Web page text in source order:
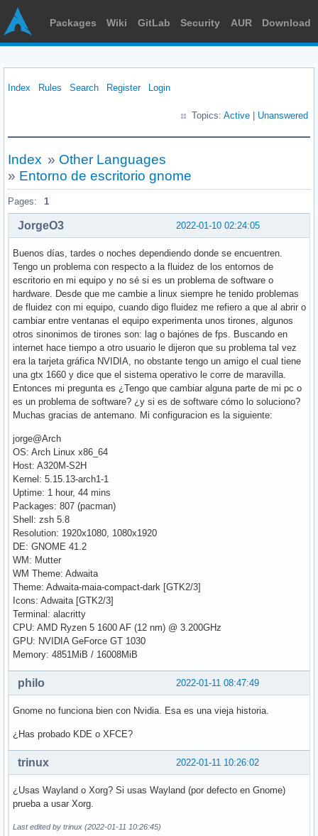
Packages Wiki GitLab Security AUR Download
Index Rules Search Register Login
Topics: Active Unanswered
Index » Other Languages
» Entorno de escritorio gnome
Pages: 1
2022-01-10 02:24:05
JorgeO3
Buenos días, tardes o noches dependiendo donde se encuentren.
Tengo un problema con respecto a la fluidez de los entornos de
escritorio en mi equipo y no sé si es un problema de software o
hardware. Desde que me cambie a linux siempre he tenido problemas
de fluidez con mi equipo, cuando digo fluidez me refiero a que al abrir o
cambiar entre ventanas el equipo experimenta unos tirones, algunos
otros sinonimos de tirones son: lag o bajónes de fps. Buscando en
internet hace tiempo a otro usuario le dijeron que su problema tal vez
era la tarjeta gráfica NVIDIA, no obstante tengo un amigo el cual tiene
una gtx 1660 y dice que el sistema operativo le corre de maravilla.
Entonces mi pregunta es ¿Tengo que cambiar alguna parte de mi pc o
es un problema de software? ¿y si es de software cómo lo soluciono?
Muchas gracias de antemano. Mi configuracion es la siguiente:
jorge@Arch
OS: Arch Linux x86_64
Host: A320M-S2H
Kernel: 5.15.13-arch1-1
Uptime: 1 hour, 44 mins
Packages: 807 (pacman)
Shell: zsh 5.8
Resolution: 1920x1080, 1080x1920
DE: GNOME 41.2
WM: Mutter
WM Theme: Adwaita
Theme: Adwaita-maia-compact-dark [GTK2/3]
Icons: Adwaita [GTK2/3]
Terminal: alacritty
CPU: AMD Ryzen 5 1600 AF (12 nm) @ 3.200GHz
GPU: NVIDIA GeForce GT 1030
Memory: 4851MiB / 16008MiB
2022-01-11 08:47:49
philo
Gnome no funciona bien con Nvidia. Esa es una vieja historia.
¿Has probado KDE o XFCE?
2022-01-11 10:26:02
trinux
¿Usas Wayland o Xorg? Si usas Wayland (por defecto en Gnome)
prueba a usar Xorg.
Last edited by trinux (2022-01-11 10:26:45)